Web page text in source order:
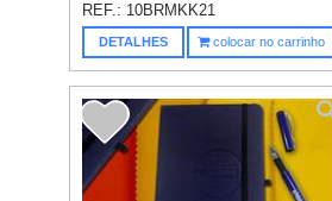
REF.: 10BRMKK21
DETALHES colocar no carrinho